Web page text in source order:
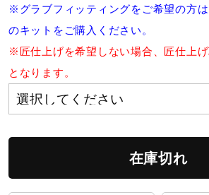
※グラブフィッティングをご希望の方は
のキットをご購入ください。
※匠仕上げを希望しない場合、匠仕上
となります。
在庫切れ